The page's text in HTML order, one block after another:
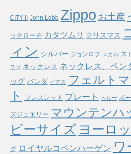
CITY II John Lobb Zippo お土産
ックローチ カタツムリ クリスマス
ィン シルバー ジョンロブ スカル ス
ラマ ネックレス ネックレス、ペン
ッグ パンダ ピアス
フェルト
ト
ブレスレット プレート ペルー ボ
ズジュエリー マウンテンハ
ビーサイズ ヨーロ
グ ロイヤルコペンハーゲン ワ